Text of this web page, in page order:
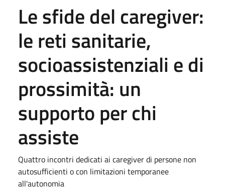
Le sfide del caregiver:
le reti sanitarie,
socioassistenziali e di
prossimità: un
supporto per chi
assiste
Quattro incontri dedicati ai caregiver di persone non
autosufficienti o con limitazioni temporanee
all'autonomia